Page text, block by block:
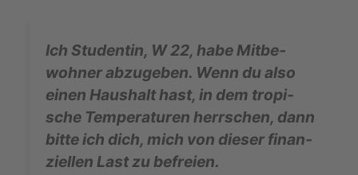
Ich Stu­den­tin, W 22, habe Mit­be­
woh­ner ab­zu­ge­ben. Wenn du also
einen Haus­halt hast, in dem tro­pi­
sche Tem­pe­ra­tu­ren herr­schen, dann
bitte ich dich, mich von die­ser fi­nan­
zi­el­len Last zu be­frei­en.